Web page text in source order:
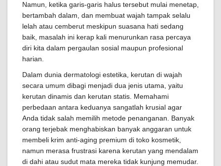
Namun, ketika garis-garis halus tersebut mulai menetap,
bertambah dalam, dan membuat wajah tampak selalu
lelah atau cemberut meskipun suasana hati sedang
baik, masalah ini kerap kali menurunkan rasa percaya
diri kita dalam pergaulan sosial maupun profesional
harian.
Dalam dunia dermatologi estetika, kerutan di wajah
secara umum dibagi menjadi dua jenis utama, yaitu
kerutan dinamis dan kerutan statis. Memahami
perbedaan antara keduanya sangatlah krusial agar
Anda tidak salah memilih metode penanganan. Banyak
orang terjebak menghabiskan banyak anggaran untuk
membeli krim anti-aging premium di toko kosmetik,
namun merasa frustrasi karena kerutan yang mendalam
di dahi atau sudut mata mereka tidak kunjung memudar.